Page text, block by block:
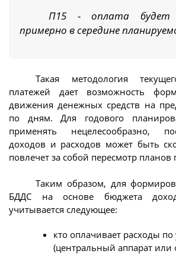
П15 - оплата будет
примерно в середине
Такая методология
платежей дает возможность
движения денежных средств на
по дням. Для годового
применять нецелесообразно,
доходов и расходов может быть
повлечет за собой пересмотр планов
Таким образом, для
БДДС на основе бюджета
учитывается следующее:
кто оплачивает расходы по
(центральный аппарат или